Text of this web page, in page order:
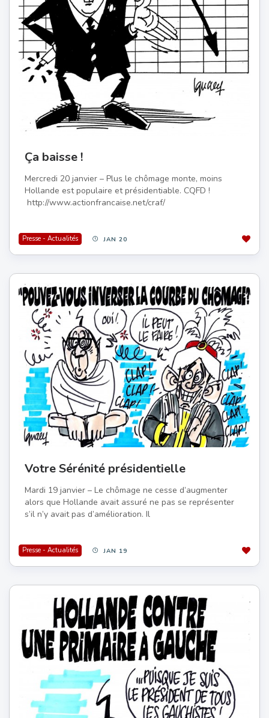
Ça baisse !
Mercredi 20 janvier – Plus le chômage monte, moins
Hollande est populaire et présidentiable. CQFD !
http://www.actionfrancaise.net/craf/
Presse - Actualités JAN 20
Votre Sérénité présidentielle
Mardi 19 janvier – Le chômage ne cesse d’augmenter
alors que Hollande avait assuré ne pas se représenter
s’il n’y avait pas d’amélioration. Il
Presse - Actualités JAN 19